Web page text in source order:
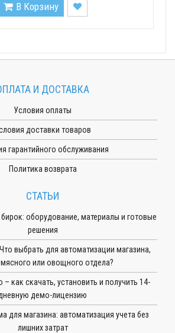
В Корзину
И ДОСТАВКА
Условия оплаты
доставки товаров
гарантийного обслуживания
Политика возврата
СТАТЬИ
бирок: оборудование, материалы и готовые
решения
выбрать для автоматизации магазина,
или овощного отдела?
– как скачать, установить и получить 14-
демо-лицензию
для магазина: автоматизация учета без
лишних затрат